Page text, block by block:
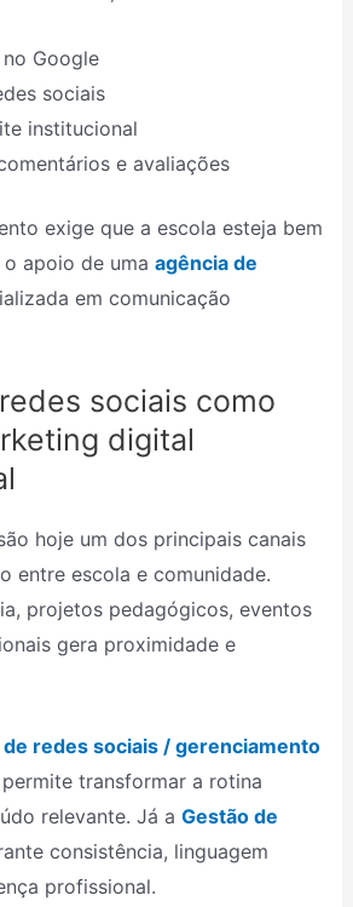
Google
sociais
institucional
e avaliações
exige que a escola esteja bem
apoio de uma agência de
em comunicação
sociais como
digital
hoje um dos principais canais
entre escola e comunidade.
projetos pedagógicos, eventos
gera proximidade e
de redes sociais / gerenciamento
transformar a rotina
relevante. Já a Gestão de
consistência, linguagem
profissional.